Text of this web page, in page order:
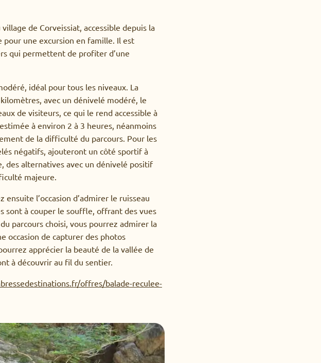
de Corveissiat, accessible depuis la
pour une excursion en famille. Il est
qui permettent de profiter d’une
idéal pour tous les niveaux. La
avec un dénivelé modéré, le
de visiteurs, ce qui le rend accessible à
à environ 2 à 3 heures, néanmoins
de la difficulté du parcours. Pour les
négatifs, ajouteront un côté sportif à
des alternatives avec un dénivelé positif
majeure.
l’occasion d’admirer le ruisseau
sont à couper le souffle, offrant des vues
parcours choisi, vous pourrez admirer la
occasion de capturer des photos
apprécier la beauté de la vallée de
à découvrir au fil du sentier.
offres/balade-reculee-